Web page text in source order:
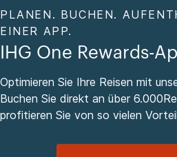
PLANEN. BUCHEN.
EINER APP.
IHG One Rewards-
Optimieren Sie Ihre Reisen mit
Buchen Sie direkt an über
profitieren Sie von so vielen